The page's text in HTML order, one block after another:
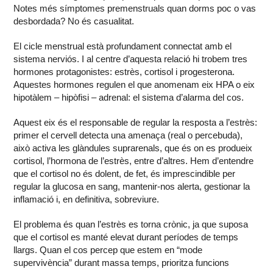
Notes més símptomes premenstruals quan dorms poc o vas
desbordada? No és casualitat.
El cicle menstrual està profundament connectat amb el
sistema nerviós. I al centre d’aquesta relació hi trobem tres
hormones protagonistes: estrès, cortisol i progesterona.
Aquestes hormones regulen el que anomenam eix HPA o eix
hipotàlem – hipòfisi – adrenal: el sistema d’alarma del cos.
Aquest eix és el responsable de regular la resposta a l’estrès:
primer el cervell detecta una amenaça (real o percebuda),
això activa les glàndules suprarenals, que és on es produeix
cortisol, l’hormona de l’estrès, entre d’altres. Hem d’entendre
que el cortisol no és dolent, de fet, és imprescindible per
regular la glucosa en sang, mantenir-nos alerta, gestionar la
inflamació i, en definitiva, sobreviure.
El problema és quan l’estrès es torna crònic, ja que suposa
que el cortisol es manté elevat durant períodes de temps
llargs. Quan el cos percep que estem en “mode
supervivència” durant massa temps, prioritza funcions